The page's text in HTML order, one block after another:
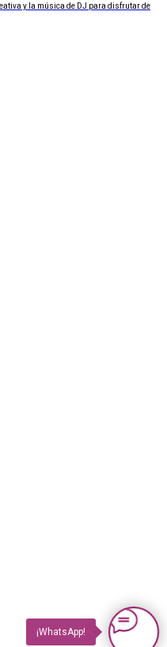
y la música de DJ para disfrutar de
¡WhatsApp!